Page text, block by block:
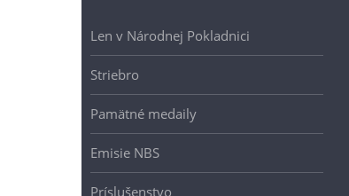
Len v Národnej Pokladnici
Striebro
Pamätné medaily
Emisie NBS
Príslušenstvo